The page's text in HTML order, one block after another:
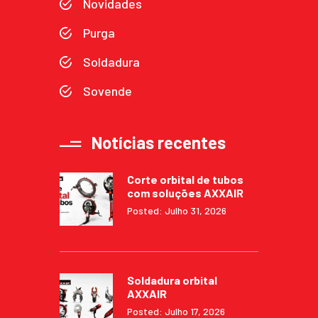
Novidades
Purga
Soldadura
Sovende
Notícias recentes
Corte orbital de tubos
com soluções AXXAIR
Posted: Julho 31, 2026
Soldadura orbital
AXXAIR
Posted: Julho 17, 2026